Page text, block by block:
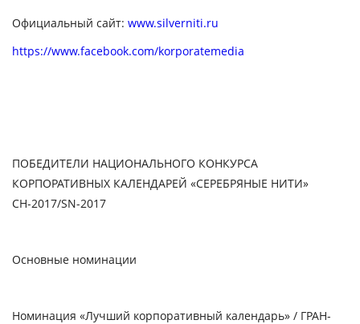
Официальный сайт: www.silverniti.ru
https://www.facebook.com/korporatemedia
ПОБЕДИТЕЛИ НАЦИОНАЛЬНОГО КОНКУРСА
КОРПОРАТИВНЫХ КАЛЕНДАРЕЙ «СЕРЕБРЯНЫЕ НИТИ»
СН-2017/SN-2017
Основные номинации
Номинация «Лучший корпоративный календарь» / ГРАН-